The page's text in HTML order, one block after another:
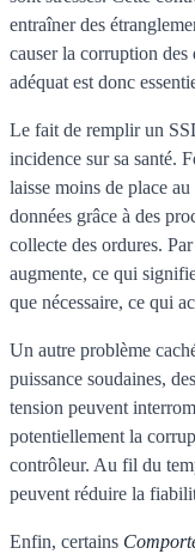
entraîner des
causer la corruption
adéquat est donc
Le fait de remplir un
incidence sur sa santé.
laisse moins de place
données grâce à des
collecte des ordures.
augmente, ce qui
que nécessaire, ce qui
Un autre problème
puissance soudaines,
tension peuvent
potentiellement la
contrôleur. Au fil du
peuvent réduire la
Enfin, certains